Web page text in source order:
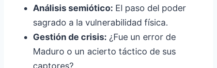
Análisis semiótico: El paso del poder
sagrado a la vulnerabilidad física.
Gestión de crisis: ¿Fue un error de
Maduro o un acierto táctico de sus